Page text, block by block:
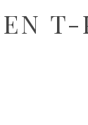
T-